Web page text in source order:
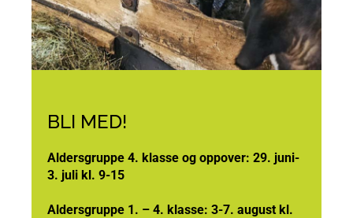
BLI MED!
Aldersgruppe 4. klasse og oppover: 29. juni-
3. juli kl. 9-15
Aldersgruppe 1. – 4. klasse: 3-7. august kl.